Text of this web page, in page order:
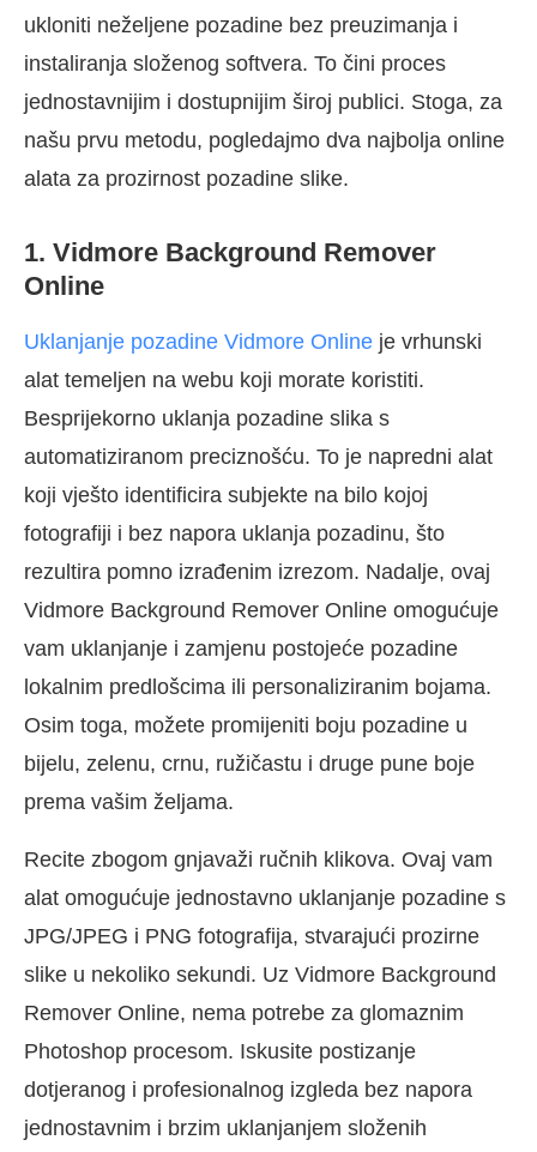
ukloniti neželjene pozadine bez preuzimanja i
instaliranja složenog softvera. To čini proces
jednostavnijim i dostupnijim široj publici. Stoga, za
našu prvu metodu, pogledajmo dva najbolja online
alata za prozirnost pozadine slike.
1. Vidmore Background Remover
Online
Uklanjanje pozadine Vidmore Online je vrhunski
alat temeljen na webu koji morate koristiti.
Besprijekorno uklanja pozadine slika s
automatiziranom preciznošću. To je napredni alat
koji vješto identificira subjekte na bilo kojoj
fotografiji i bez napora uklanja pozadinu, što
rezultira pomno izrađenim izrezom. Nadalje, ovaj
Vidmore Background Remover Online omogućuje
vam uklanjanje i zamjenu postojeće pozadine
lokalnim predlošcima ili personaliziranim bojama.
Osim toga, možete promijeniti boju pozadine u
bijelu, zelenu, crnu, ružičastu i druge pune boje
prema vašim željama.
Recite zbogom gnjavaži ručnih klikova. Ovaj vam
alat omogućuje jednostavno uklanjanje pozadine s
JPG/JPEG i PNG fotografija, stvarajući prozirne
slike u nekoliko sekundi. Uz Vidmore Background
Remover Online, nema potrebe za glomaznim
Photoshop procesom. Iskusite postizanje
dotjeranog i profesionalnog izgleda bez napora
jednostavnim i brzim uklanjanjem složenih